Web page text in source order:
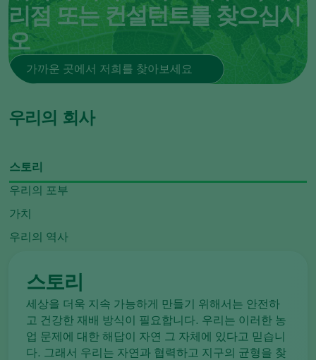
리점 또는 컨설턴트를 찾으십시
오
가까운 곳에서 저희를 찾아보세요
우리의 회사
스토리
우리의 포부
가치
우리의 역사
스토리
세상을 더욱 지속 가능하게 만들기 위해서는 안전하
고 건강한 재배 방식이 필요합니다. 우리는 이러한 농
업 문제에 대한 해답이 자연 그 자체에 있다고 믿습니
다. 그래서 우리는 자연과 협력하고 지구의 균형을 찾